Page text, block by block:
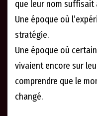
que leur nom suffisait
Une époque où
stratégie.
Une époque où
vivaient encore sur
comprendre que le
changé.